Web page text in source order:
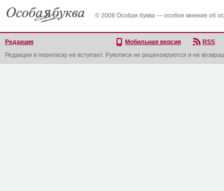
© 2008 Особая буква — особое мнение об
Редакция Мобильная версия
RSS
Редакция в переписку не вступает. Рукописи не рецензируются и не